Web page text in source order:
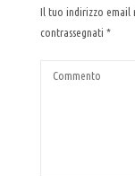
Il tuo indirizzo email
contrassegnati *